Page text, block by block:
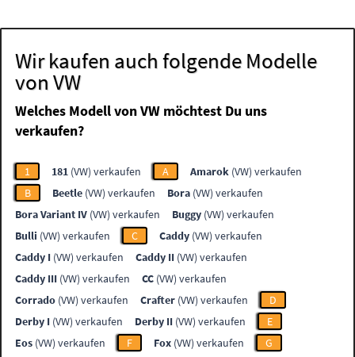
Wir kaufen auch folgende Modelle
von VW
Welches Modell von VW möchtest Du uns
verkaufen?
1 181 (VW) verkaufen A Amarok (VW) verkaufen
B
Beetle (VW) verkaufen Bora (VW) verkaufen
Bora Variant IV (VW) verkaufen Buggy (VW) verkaufen
Bulli (VW) verkaufen C Caddy (VW) verkaufen
Caddy I (VW) verkaufen Caddy II (VW) verkaufen
Caddy III (VW) verkaufen CC (VW) verkaufen
Corrado (VW) verkaufen Crafter (VW) verkaufen
D
Derby I (VW) verkaufen Derby II (VW) verkaufen
E
Eos (VW) verkaufen F Fox (VW) verkaufen G